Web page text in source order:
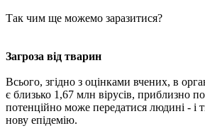
Так чим ще можемо заразитися?
Загроза від тварин
Всього, згідно з оцінками вчених, в
є близько 1,67 млн ​​вірусів, приблизно
потенційно може передатися людині - і
нову епідемію.